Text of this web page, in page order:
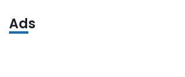
Ads